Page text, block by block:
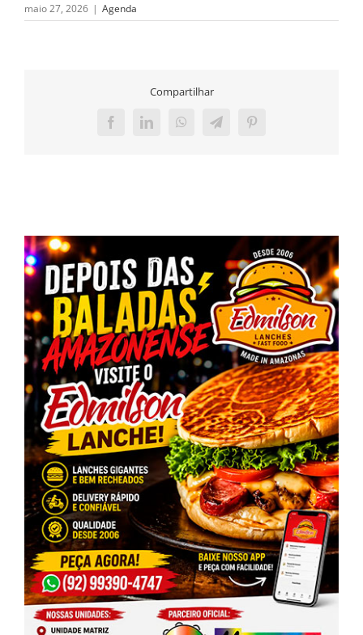
maio 27, 2026 | Agenda
Compartilhar
FacebookLinkedInWhatsAppTelegramPinterest